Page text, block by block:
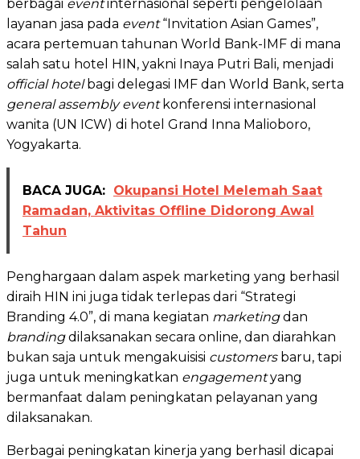
berbagai eventinternasional seperti pengelolaan
layanan jasa pada event“Invitation Asian Games”,
acara pertemuan tahunan World Bank-IMF di mana
salah satu hotel HIN, yakni Inaya Putri Bali, menjadi
official hotelbagi delegasi IMF dan World Bank, serta
general assembly eventkonferensi internasional
wanita (UN ICW) di hotel Grand Inna Malioboro,
Yogyakarta.
BACA JUGA: Okupansi Hotel Melemah Saat
Ramadan, Aktivitas Offline Didorong Awal
Tahun
Penghargaan dalam aspek marketing yang berhasil
diraih HIN ini juga tidak terlepas dari “Strategi
Branding 4.0”, di mana kegiatan marketingdan
brandingdilaksanakan secara online, dan diarahkan
bukan saja untuk mengakuisisi customersbaru, tapi
juga untuk meningkatkan engagementyang
bermanfaat dalam peningkatan pelayanan yang
dilaksanakan.
Berbagai peningkatan kinerja yang berhasil dicapai